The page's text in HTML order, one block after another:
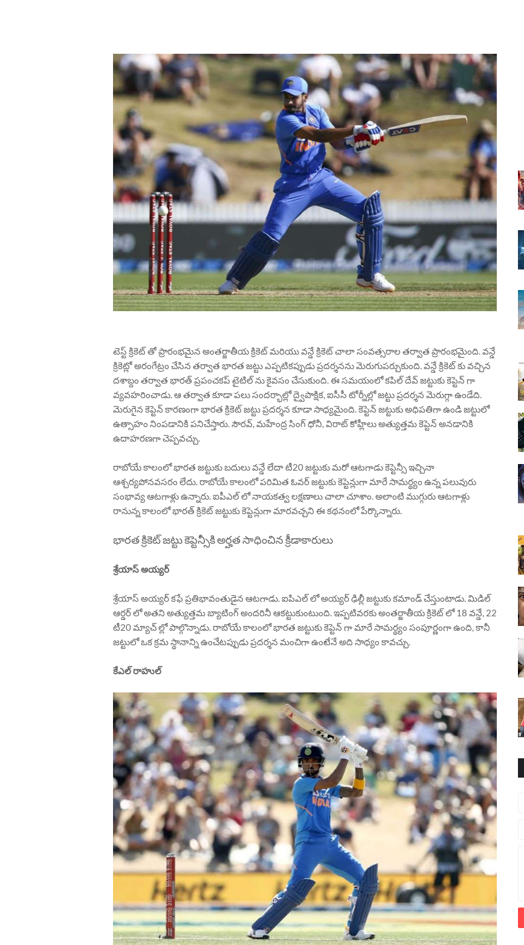
టెస్ట్ క్రికెట్ తో ప్రారంభమైన అంతర్జాతీయ క్రికెట్ మరియు వన్డే క్రికెట్ చాలా సంవత్సరాల తర్వాత ప్రారంభమైంది. వన్డే
క్రికెట్లో అరంగేట్రం చేసిన తర్వాత భారత జట్టు ఎప్పటికప్పుడు ప్రదర్శనను మెరుగుపర్చుకుంది. వన్డే క్రికెట్ కు వచ్చిన
దశాబ్దం తర్వాత భారత్ ప్రపంచకప్ టైటిల్ ను కైవసం చేసుకుంది. ఈ సమయంలో కపిల్ దేవ్ జట్టుకు కెప్టెన్ గా
వ్యవహరించాడు. ఆ తర్వాత కూడా పలు సందర్భాల్లో ద్వైపాక్షిక, ఐసీసీ టోర్నీల్లో జట్టు ప్రదర్శన మెరుగ్గా ఉండేది.
మెరుగైన కెప్టెన్ కారణంగా భారత క్రికెట్ జట్టు ప్రదర్శన కూడా సాధ్యమైంది. కెప్టెన్ జట్టుకు అధిపతిగా ఉండి జట్టులో
ఉత్సాహం నింపడానికి పనిచేస్తారు. సౌరవ్, మహేంద్ర సింగ్ ధోనీ, విరాట్ కోహ్లీలు అత్యుత్తమ కెప్టెన్ అనడానికి
ఉదాహరణగా చెప్పవచ్చు.
రాబోయే కాలంలో భారత జట్టుకు బదులు వన్డే లేదా టీ20 జట్టుకు మరో ఆటగాడు కెప్టెన్సీ ఇచ్చినా
ఆశ్చర్యపోనవసరం లేదు. రాబోయే కాలంలో పరిమిత ఓవర్ జట్టుకు కెప్టెన్లుగా మారే సామర్థ్యం ఉన్న పలువురు
సంభావ్య ఆటగాళ్లు ఉన్నారు. ఐపీఎల్ లో నాయకత్వ లక్షణాలు చాలా చూశాం. అలాంటి ముగ్గురు ఆటగాళ్లు
రానున్న కాలంలో భారత్ క్రికెట్ జట్టుకు కెప్టెన్లుగా మారవచ్చని ఈ కథనంలో పేర్కొన్నారు.
భారత క్రికెట్ జట్టు కెప్టెన్సీకి అర్హత సాధించిన క్రీడాకారులు
శ్రేయాస్ అయ్యర్
శ్రేయాస్ అయ్యర్ కఫే ప్రతిభావంతుడైన ఆటగాడు. ఐపిఎల్ లో అయ్యర్ ఢిల్లీ జట్టుకు కమాండ్ చేస్తుంటాడు. మిడిల్
ఆర్డర్ లో అతని అత్యుత్తమ బ్యాటింగ్ అందరినీ ఆకట్టుకుంటుంది. ఇప్పటివరకు అంతర్జాతీయ క్రికెట్ లో 18 వన్డే, 22
టీ20 మ్యాచ్ ల్లో పాల్గొన్నాడు. రాబోయే కాలంలో భారత జట్టుకు కెప్టెన్ గా మారే సామర్థ్యం సంపూర్ణంగా ఉంది, కానీ
జట్టులో ఒక క్రమ స్థానాన్ని ఉంచేటప్పుడు ప్రదర్శన మంచిగా ఉంటేనే అది సాధ్యం కావచ్చు.
కేఎల్ రాహుల్